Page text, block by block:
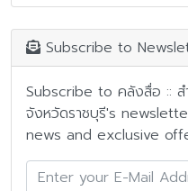
Subscribe to
Subscribe to คลังสื่อ ::
จังหวัดราชบุรี's
news and exclusive